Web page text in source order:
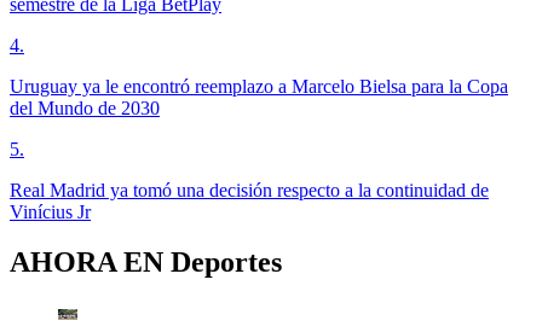
4.
Uruguay ya le encontró reemplazo a Marcelo Bielsa para la Copa
del Mundo de 2030
5.
Real Madrid ya tomó una decisión respecto a la continuidad de
Vinícius Jr
AHORA EN Deportes